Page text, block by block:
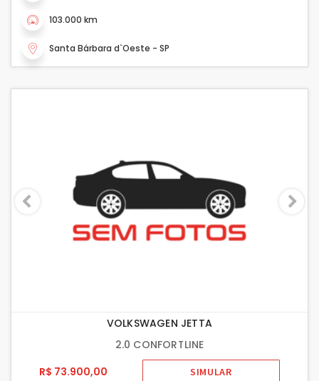
103.000 km
Santa Bárbara d`Oeste - SP
VOLKSWAGEN JETTA
2.0 CONFORTLINE
R$ 73.900,00
SIMULAR